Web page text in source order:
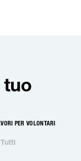
tuo
PER VOLONTARI
Tutti